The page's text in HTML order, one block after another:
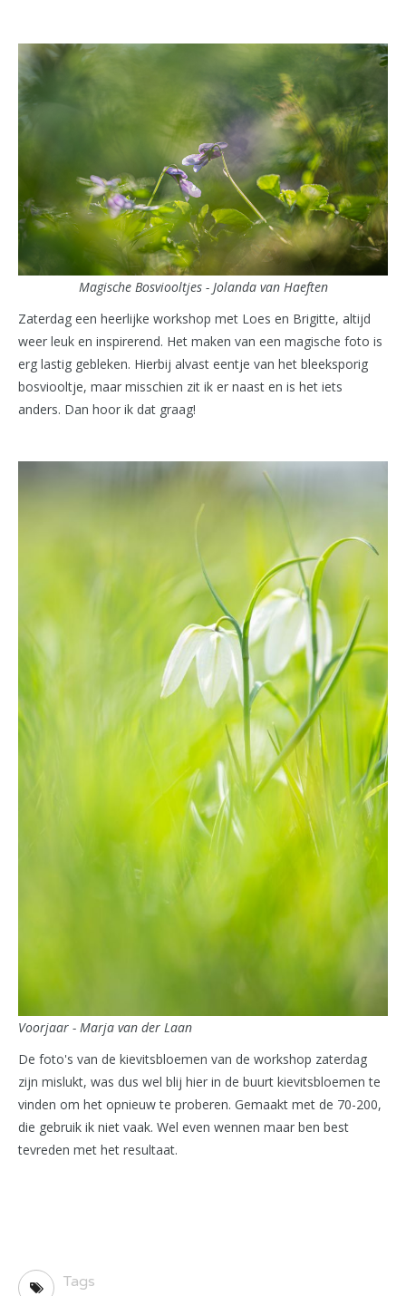
Magische Bosviooltjes - Jolanda van Haeften
Zaterdag een heerlijke workshop met Loes en Brigitte, altijd
weer leuk en inspirerend. Het maken van een magische foto is
erg lastig gebleken. Hierbij alvast eentje van het bleeksporig
bosviooltje, maar misschien zit ik er naast en is het iets
anders. Dan hoor ik dat graag!
Voorjaar - Marja van der Laan
De foto's van de kievitsbloemen van de workshop zaterdag
zijn mislukt, was dus wel blij hier in de buurt kievitsbloemen te
vinden om het opnieuw te proberen. Gemaakt met de 70-200,
die gebruik ik niet vaak. Wel even wennen maar ben best
tevreden met het resultaat.
Tags